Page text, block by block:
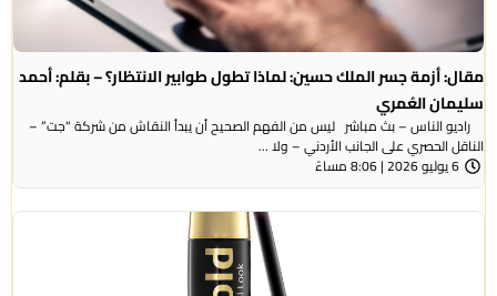
مقال: أزمة جسر الملك حسين: لماذا تطول طوابير الانتظار؟ – بقلم: أحمد
سليمان العُمري
راديو الناس – بث مباشر ليس من الفهم الصحيح أن يبدأ النقاش من شركة “جت” –
الناقل الحصري على الجانب الأردني – ولا ...
6 يوليو 2026 | 8:06 مساءً